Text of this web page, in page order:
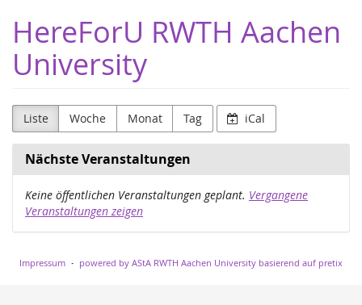
Haupt-
Inhalt
springen
HereForU RWTH Aachen
University
Liste Woche Monat Tag iCal
Nächste Veranstaltungen
Keine öffentlichen Veranstaltungen geplant. Vergangene
Veranstaltungen zeigen
Impressum powered by AStA RWTH Aachen University basierend auf pretix